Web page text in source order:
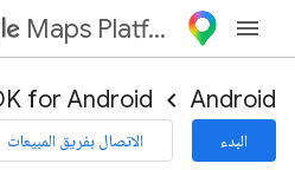
Maps Platform
Android
for Android
البدء الاتصال بفريق المبيعات